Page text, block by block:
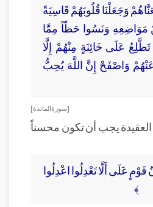
وَجَعَلْنَا قُلُوبَهُمْ قَاسِيَةً
مَوَاضِعِهِ وَنَسُوا حَظّاً مِمَّا
عَلَى خَائِنَةٍ مِنْهُمْ إِلَّا
وَاصْفَحْ إِنَّ اللَّهَ يُحِبُّ
[ سورة المائدة]
يجب أن تكون محسناً
عَلَى أَلَّا تَعْدِلُوا اعْدِلُوا
﴾